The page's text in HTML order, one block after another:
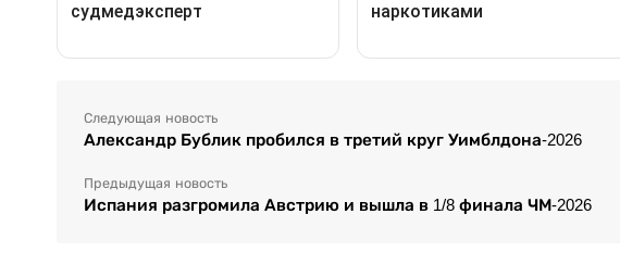
Следующая новость
Александр Бублик пробился в третий круг Уимблдона-2026
Предыдущая новость
Испания разгромила Австрию и вышла в 1/8 финала ЧМ-2026